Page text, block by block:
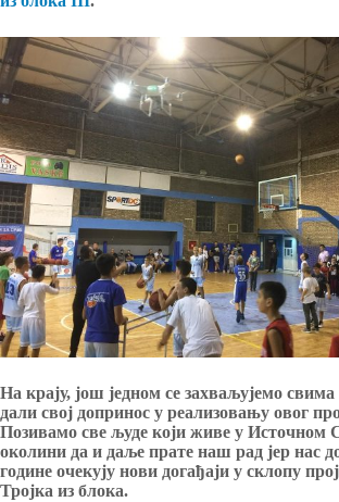
На крају, још једном се захваљујемо свима
дали свој допринос у реализовању овог
Позивамо све људе који живе у Источном
околини да и даље прате наш рад јер нас
године очекују нови догађаји у склопу
Тројка из блока.